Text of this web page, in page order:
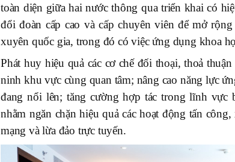
toàn diện giữa hai nước thông qua triển khai có
đổi đoàn cấp cao và cấp chuyên viên để mở
xuyên quốc gia, trong đó có việc ứng dụng khoa
Phát huy hiệu quả các cơ chế đối thoại, thoả
ninh khu vực cùng quan tâm; nâng cao năng lực
đang nổi lên; tăng cường hợp tác trong lĩnh vực
nhằm ngăn chặn hiệu quả các hoạt động tấn
mạng và lừa đảo trực tuyến.